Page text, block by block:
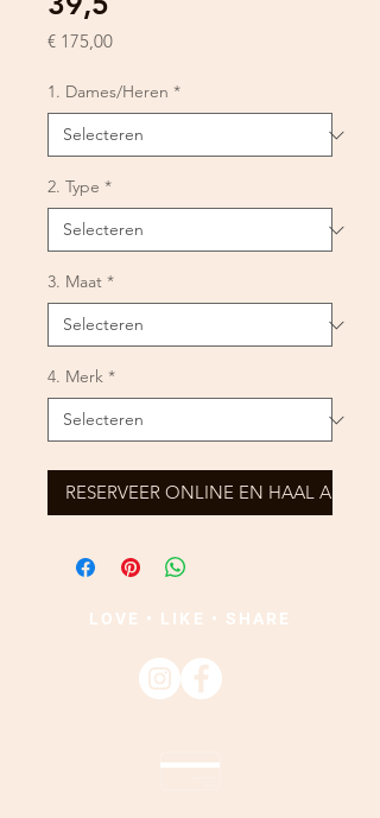
€ 175,00Prijs
1. Dames/Heren *
2. Type *
3. Maat *
4. Merk *
RESERVEER ONLINE EN HAAL AF
LOVE • LIKE • SHARE